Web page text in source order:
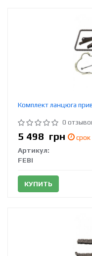
Комплект ланцюга
0
5 498 грн
срок
Артикул:
FEBI
КУПИТЬ